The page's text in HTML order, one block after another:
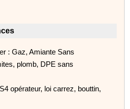
: Gaz, Amiante Sans
plomb, DPE sans
opérateur, loi carrez, bouttin,